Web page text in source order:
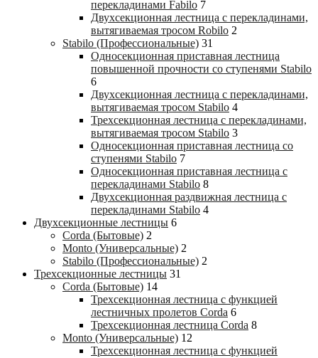
перекладинами Fabilo 7
Двухсекционная лестница с перекладинами,
вытягиваемая тросом Robilo 2
Stabilo (Профессиональные) 31
Односекционная приставная лестница
повышенной прочности со ступенями Stabilo
6
Двухсекционная лестница с перекладинами,
вытягиваемая тросом Stabilo 4
Трехсекционная лестница с перекладинами,
вытягиваемая тросом Stabilo 3
Односекционная приставная лестница со
ступенями Stabilo 7
Односекционная приставная лестница с
перекладинами Stabilo 8
Двухсекционная раздвижная лестница с
перекладинами Stabilo 4
Двухсекционные лестницы 6
Corda (Бытовые) 2
Monto (Универсальные) 2
Stabilo (Профессиональные) 2
Трехсекционные лестницы 31
Corda (Бытовые) 14
Трехсекционная лестница с функцией
лестничных пролетов Corda 6
Трехсекционная лестница Corda 8
Monto (Универсальные) 12
Трехсекционная лестница с функцией